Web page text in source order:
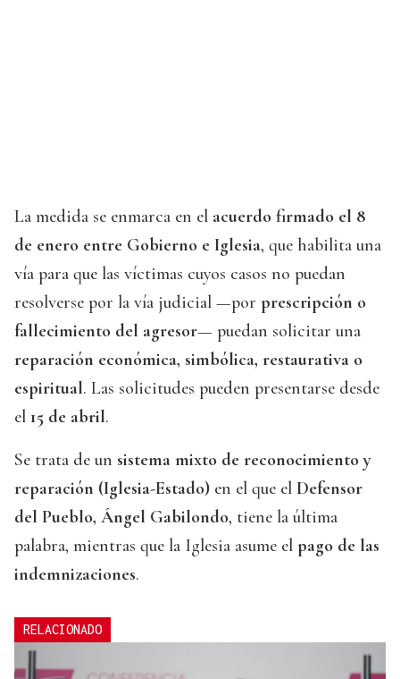
La medida se enmarca en el acuerdo firmado el 8
de enero entre Gobierno e Iglesia, que habilita una
vía para que las víctimas cuyos casos no puedan
resolverse por la vía judicial —por prescripción o
fallecimiento del agresor— puedan solicitar una
reparación económica, simbólica, restaurativa o
espiritual. Las solicitudes pueden presentarse desde
el 15 de abril.
Se trata de un sistema mixto de reconocimiento y
reparación (Iglesia-Estado) en el que el Defensor
del Pueblo, Ángel Gabilondo, tiene la última
palabra, mientras que la Iglesia asume el pago de las
indemnizaciones.
RELACIONADO